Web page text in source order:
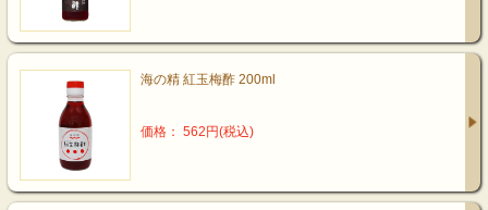
海の精 紅玉梅酢 200ml
価格： 562円(税込)